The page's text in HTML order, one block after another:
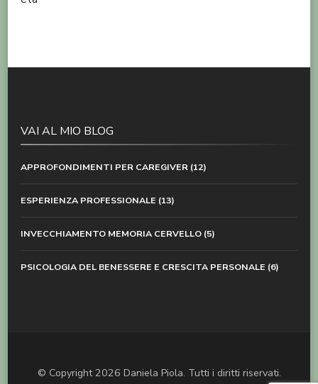
VAI AL MIO BLOG
APPROFONDIMENTI PER CAREGIVER (12)
ESPERIENZA PROFESSIONALE (13)
INVECCHIAMENTO MEMORIA CERVELLO (5)
PSICOLOGIA DEL BENESSERE E CRESCITA PERSONALE (6)
© Copyright 2026 Daniela Piola. Tutti i diritti riservati.